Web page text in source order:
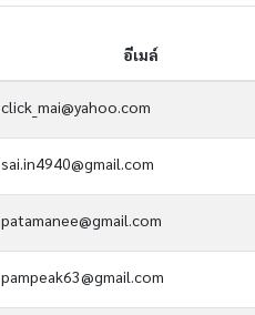
อีเมล์
click_mai@yahoo.com
sai.in4940@gmail.com
patamanee@gmail.com
pampeak63@gmail.com